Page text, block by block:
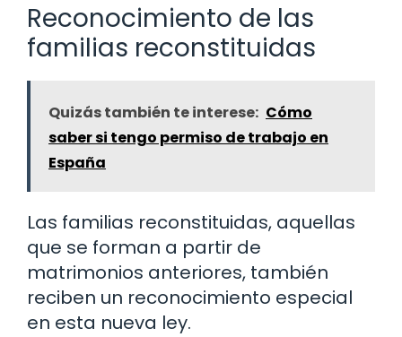
Reconocimiento de las
familias reconstituidas
Quizás también te interese: Cómo
saber si tengo permiso de trabajo en
España
Las familias reconstituidas, aquellas
que se forman a partir de
matrimonios anteriores, también
reciben un reconocimiento especial
en esta nueva ley.